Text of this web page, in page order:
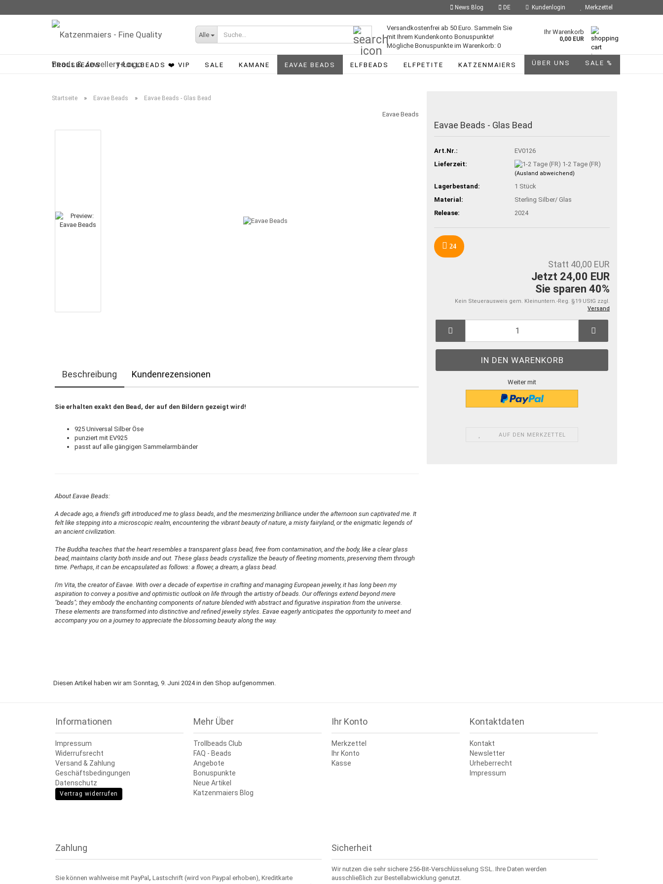
News Blog DE Kundenlogin Merkzettel
Alle
Suche...Versandkostenfrei ab 50 Euro. Sammeln Sie
mit Ihrem Kundenkonto Bonuspunkte!
Mögliche Bonuspunkte im Warenkorb: 0
Ihr Warenkorb
0,00 EUR
TROLLBEADS TROLLBEADS ❤️ VIP SALE KAMANE EAVAE BEADS ELFBEADS ELFPETITE KATZENMAIERS ÜBER UNS SALE %
Startseite » Eavae Beads » Eavae Beads - Glas Bead
Eavae Beads
Eavae Beads - Glas Bead
Art.Nr.:
EV0126
Lieferzeit:
1-2 Tage (FR)
(Ausland abweichend)
Lagerbestand: 1 Stück
Material:
Sterling Silber/ Glas
Release:
2024
24
Statt 40,00 EUR
Jetzt 24,00 EUR
Sie sparen 40%
Kein Steuerausweis gem. Kleinuntern.-Reg. §19 UStG zzgl.
Versand
Weiter mit
AUF DEN MERKZETTEL
Beschreibung Kundenrezensionen
Sie erhalten exakt den Bead, der auf den Bildern gezeigt wird!
925 Universal Silber Öse
punziert mit EV925
passt auf alle gängigen Sammelarmbänder
About Eavae Beads:
A decade ago, a friend's gift introduced me to glass beads, and the mesmerizing brilliance under the afternoon sun captivated me. It
felt like stepping into a microscopic realm, encountering the vibrant beauty of nature, a misty fairyland, or the enigmatic legends of
an ancient civilization.
The Buddha teaches that the heart resembles a transparent glass bead, free from contamination, and the body, like a clear glass
bead, maintains clarity both inside and out. These glass beads crystallize the beauty of fleeting moments, preserving them through
time. Perhaps, it can be encapsulated as follows: a flower, a dream, a glass bead.
I'm Vita, the creator of Eavae. With over a decade of expertise in crafting and managing European jewelry, it has long been my
aspiration to convey a positive and optimistic outlook on life through the artistry of beads. Our offerings extend beyond mere
"beads"; they embody the enchanting components of nature blended with abstract and figurative inspiration from the universe.
These elements are transformed into distinctive and refined jewelry styles. Eavae eagerly anticipates the opportunity to meet and
accompany you on a journey to appreciate the blossoming beauty along the way.
Diesen Artikel haben wir am Sonntag, 9. Juni 2024 in den Shop aufgenommen.
Informationen
Impressum
Widerrufsrecht
Versand & Zahlung
Geschäftsbedingungen
Datenschutz
Vertrag widerrufen
Mehr Über
Trollbeads Club
FAQ - Beads
Angebote
Bonuspunkte
Neue Artikel
Katzenmaiers Blog
Ihr Konto
Merkzettel
Ihr Konto
Kasse
Kontaktdaten
Kontakt
Newsletter
Urheberrecht
Impressum
Zahlung
Sie können wahlweise mit PayPal , Lastschrift (wird von Paypal erhoben), Kreditkarte
Sicherheit
Wir nutzen die sehr sichere 256-Bit-Verschlüsselung SSL. Ihre Daten werden
ausschließlich zur Bestellabwicklung genutzt.